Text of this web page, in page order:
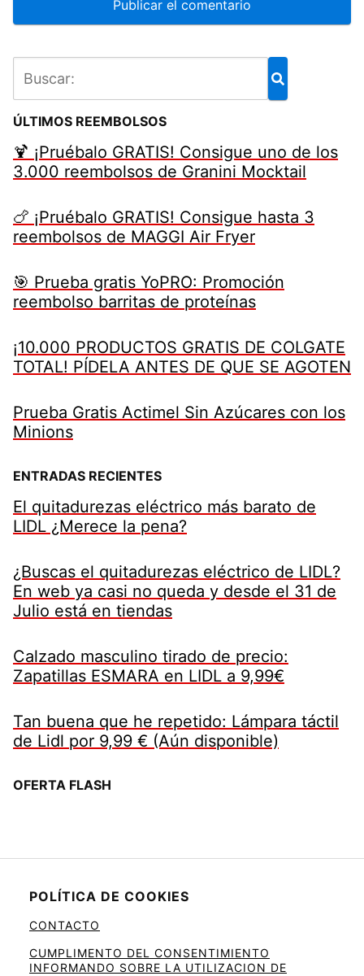
ÚLTIMOS REEMBOLSOS
🍹 ¡Pruébalo GRATIS! Consigue uno de los
3.000 reembolsos de Granini Mocktail
🍗 ¡Pruébalo GRATIS! Consigue hasta 3
reembolsos de MAGGI Air Fryer
🎯 Prueba gratis YoPRO: Promoción
reembolso barritas de proteínas
¡10.000 PRODUCTOS GRATIS DE COLGATE
TOTAL! PÍDELA ANTES DE QUE SE AGOTEN
Prueba Gratis Actimel Sin Azúcares con los
Minions
ENTRADAS RECIENTES
El quitadurezas eléctrico más barato de
LIDL ¿Merece la pena?
¿Buscas el quitadurezas eléctrico de LIDL?
En web ya casi no queda y desde el 31 de
Julio está en tiendas
Calzado masculino tirado de precio:
Zapatillas ESMARA en LIDL a 9,99€
Tan buena que he repetido: Lámpara táctil
de Lidl por 9,99 € (Aún disponible)
OFERTA FLASH
POLÍTICA DE COOKIES
CONTACTO
CUMPLIMENTO DEL CONSENTIMIENTO
INFORMANDO SOBRE LA UTILIZACION DE